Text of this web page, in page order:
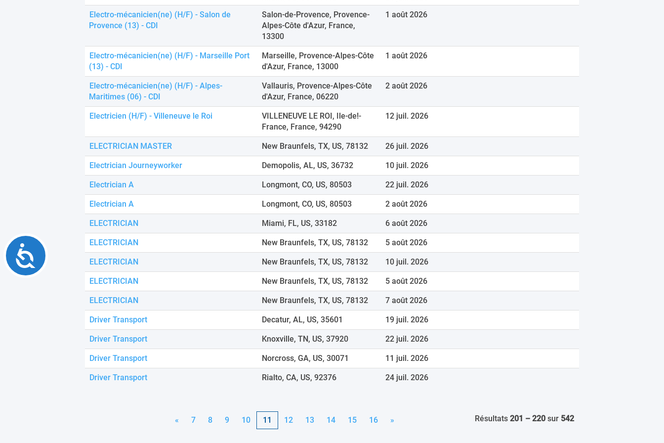
Accessibility
Electro-mécanicien(ne) (H/F) - Salon de
Provence (13) - CDI
Salon-de-Provence, Provence-
Alpes-Côte d'Azur, France,
13300
1 août 2026
Electro-mécanicien(ne) (H/F) - Marseille Port
(13) - CDI
Marseille, Provence-Alpes-Côte
d'Azur, France, 13000
1 août 2026
Electro-mécanicien(ne) (H/F) - Alpes-
Maritimes (06) - CDI
Vallauris, Provence-Alpes-Côte
d'Azur, France, 06220
2 août 2026
Electricien (H/F) - Villeneuve le Roi
VILLENEUVE LE ROI, Ile-de!-
France, France, 94290
12 juil. 2026
ELECTRICIAN MASTER New Braunfels, TX, US, 78132 26 juil. 2026
Electrician Journeyworker Demopolis, AL, US, 36732 10 juil. 2026
Electrician A Longmont, CO, US, 80503 22 juil. 2026
Electrician A Longmont, CO, US, 80503 2 août 2026
ELECTRICIAN Miami, FL, US, 33182 6 août 2026
ELECTRICIAN New Braunfels, TX, US, 78132 5 août 2026
ELECTRICIAN New Braunfels, TX, US, 78132 10 juil. 2026
ELECTRICIAN New Braunfels, TX, US, 78132 5 août 2026
ELECTRICIAN New Braunfels, TX, US, 78132 7 août 2026
Driver Transport Decatur, AL, US, 35601 19 juil. 2026
Driver Transport Knoxville, TN, US, 37920 22 juil. 2026
Driver Transport Norcross, GA, US, 30071 11 juil. 2026
Driver Transport Rialto, CA, US, 92376 24 juil. 2026
Résultats 201 – 220 sur 542
« 7 8 9 10 11 12 13 14 15 16 »